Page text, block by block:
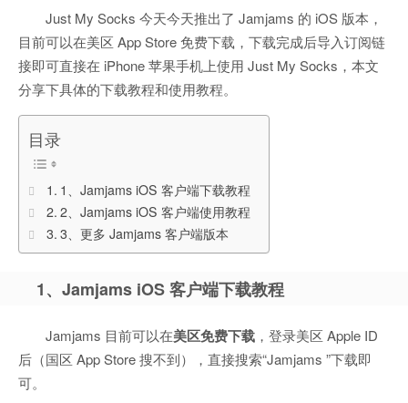
Just My Socks 今天今天推出了 Jamjams 的 iOS 版本，
目前可以在美区 App Store 免费下载，下载完成后导入订阅链
接即可直接在 iPhone 苹果手机上使用 Just My Socks，本文
分享下具体的下载教程和使用教程。
目录
1、Jamjams iOS 客户端下载教程
2、Jamjams iOS 客户端使用教程
3、更多 Jamjams 客户端版本
1、Jamjams iOS 客户端下载教程
Jamjams 目前可以在美区免费下载 ，登录美区 Apple ID
后（国区 App Store 搜不到），直接搜索“Jamjams ”下载即
可。